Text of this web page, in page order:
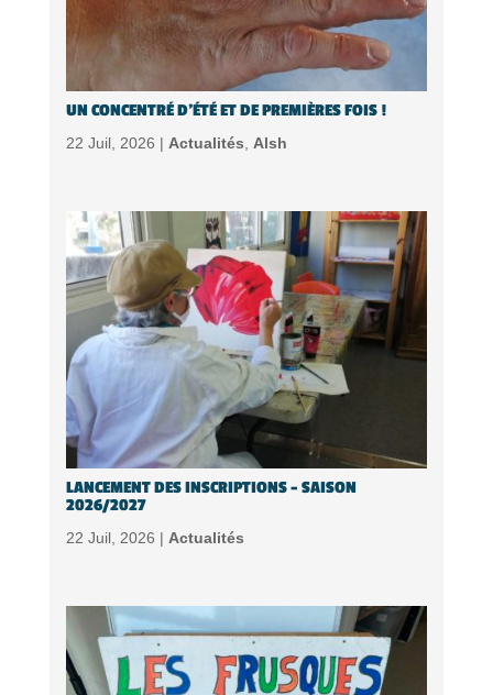
UN CONCENTRÉ D’ÉTÉ ET DE PREMIÈRES FOIS !
22 Juil, 2026 | Actualités, Alsh
LANCEMENT DES INSCRIPTIONS – SAISON
2026/2027
22 Juil, 2026 | Actualités